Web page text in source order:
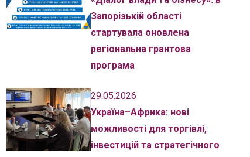
Запорізькій області
стартувала оновлена
регіональна грантова
програма
29.05.2026
Україна–Африка: нові
можливості для торгівлі,
інвестицій та стратегічного